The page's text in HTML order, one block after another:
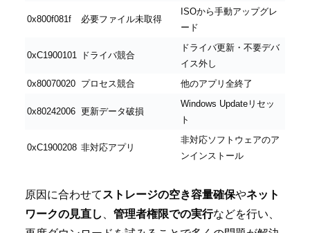
0x800f081f 必要ファイル未取得
ISOから手動アップグレ
ード
0xC1900101 ドライバ競合
ドライバ更新・不要デバ
イス外し
0x80070020 プロセス競合 他のアプリ全終了
0x80242006 更新データ破損
Windows Updateリセッ
ト
0xC1900208 非対応アプリ
非対応ソフトウェアのア
ンインストール
原因に合わせて ストレージの空き容量確保やネット
ワークの見直し
管理者権限での実行などを行い、